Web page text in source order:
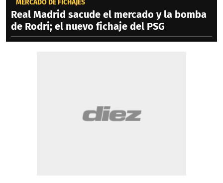
MERCADO DE FICHAJES
Real Madrid sacude el mercado y la bomba
de Rodri; el nuevo fichaje del PSG